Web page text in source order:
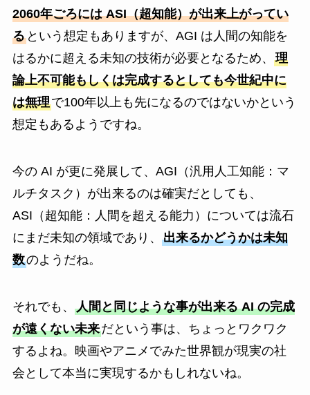
2060年ごろには ASI（超知能）が出来上がってい
るという想定もありますが、AGI は人間の知能を
はるかに超える未知の技術が必要となるため、 理
論上不可能もしくは完成するとしても今世紀中に
は無理で100年以上も先になるのではないかという
想定もあるようですね。
今の AI が更に発展して、AGI（汎用人工知能：マ
ルチタスク）が出来るのは確実だとしても、
ASI（超知能：人間を超える能力）については流石
にまだ未知の領域であり、 出来るかどうかは未知
数のようだね。
それでも、 人間と同じような事が出来る AI の完成
が遠くない未来だという事は、ちょっとワクワク
するよね。映画やアニメでみた世界観が現実の社
会として本当に実現するかもしれないね。